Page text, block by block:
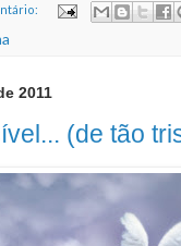
2011
(de tão